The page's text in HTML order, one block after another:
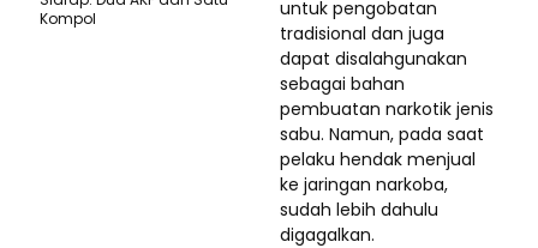
untuk pengobatan
tradisional dan juga
dapat disalahgunakan
sebagai bahan
pembuatan narkotik jenis
sabu. Namun, pada saat
pelaku hendak menjual
ke jaringan narkoba,
sudah lebih dahulu
digagalkan.
Kompol